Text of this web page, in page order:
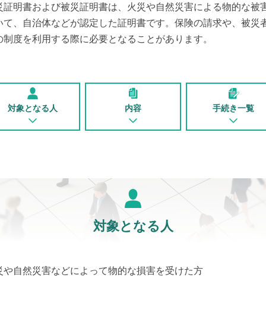
証明書および被災証明書は、火災や自然災害による物的な被
て、自治体などが認定した証明書です。保険の請求や、被災
制度を利用する際に必要となることがあります。
対象となる人 内容 手続き一覧
対象となる人
や自然災害などによって物的な損害を受けた方